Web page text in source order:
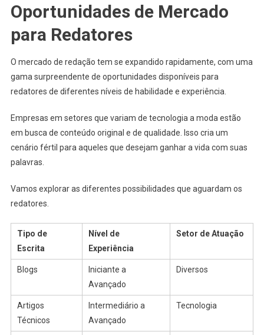
Oportunidades de Mercado
para Redatores
O mercado de redação tem se expandido rapidamente, com uma
gama surpreendente de oportunidades disponíveis para
redatores de diferentes níveis de habilidade e experiência.
Empresas em setores que variam de tecnologia a moda estão
em busca de conteúdo original e de qualidade. Isso cria um
cenário fértil para aqueles que desejam ganhar a vida com suas
palavras.
Vamos explorar as diferentes possibilidades que aguardam os
redatores.
Tipo de
Escrita
Nível de
Experiência
Setor de Atuação
Blogs
Iniciante a
Avançado
Diversos
Artigos
Técnicos
Intermediário a
Avançado
Tecnologia